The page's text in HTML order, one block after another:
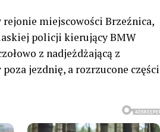
rejonie miejscowości Brzeźnica,
policji kierujący BMW
z nadjeżdżającą z
jezdnię, a rozrzucone części